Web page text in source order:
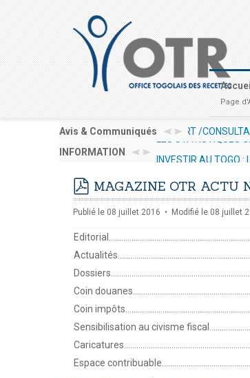
Page
Avis & Communiqués
HUMAINES EN VUE DE LA AVIS AUX
INFORMATION
LES STATISTIQUES
pdf
MAGAZINE OTR ACTU
Publié le 08 juillet 2016 Modifié le 08 juillet
Coin
Coin
Sensibilisation au civisme
Espace